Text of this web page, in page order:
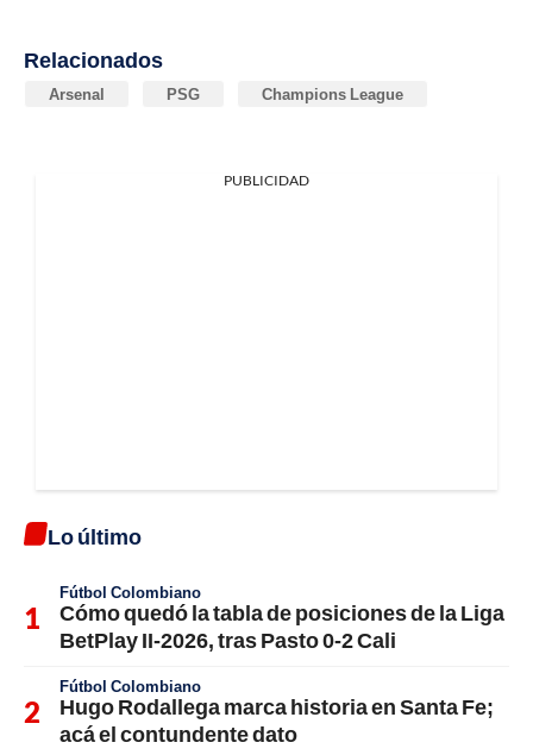
Relacionados
Arsenal PSG Champions League
PUBLICIDAD
Lo último
Fútbol Colombiano
Cómo quedó la tabla de posiciones de la Liga
BetPlay II-2026, tras Pasto 0-2 Cali
Fútbol Colombiano
Hugo Rodallega marca historia en Santa Fe;
acá el contundente dato